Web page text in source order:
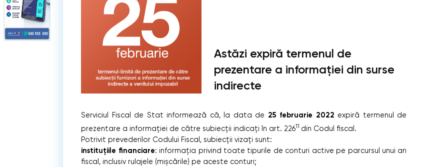
Astăzi expiră termenul de
prezentare a informației din surse
indirecte
Serviciul Fiscal de Stat informează că, la data de 25 februarie 2022 expiră termenul de
prezentare a informației de către subiecții indicați în art. 22611 din Codul fiscal.
Potrivit prevederilor Codului Fiscal, subiecții vizați sunt:
instituțiile financiare: informația privind toate tipurile de conturi active pe parcursul unui an
fiscal, inclusiv rulajele (mișcările) pe aceste conturi;